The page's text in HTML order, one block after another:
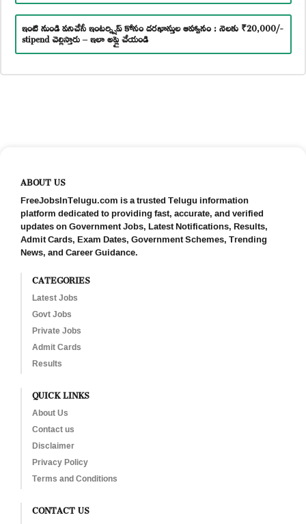
ఇంటి నుండి పనిచేసే ఇంటర్న్షిప్ కోసం దరఖాస్తుల ఆహ్వానం : నెలకు ₹20,000/-
stipend చెల్లిస్తారు – ఇలా అప్లై చేయండి
ABOUT US
FreeJobsInTelugu.com is a trusted Telugu information
platform dedicated to providing fast, accurate, and verified
updates on Government Jobs, Latest Notifications, Results,
Admit Cards, Exam Dates, Government Schemes, Trending
News, and Career Guidance.
CATEGORIES
Latest Jobs
Govt Jobs
Private Jobs
Admit Cards
Results
QUICK LINKS
About Us
Contact us
Disclaimer
Privacy Policy
Terms and Conditions
CONTACT US